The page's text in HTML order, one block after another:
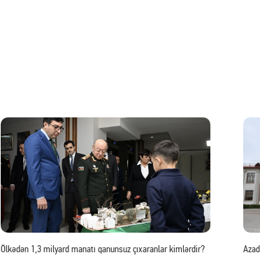
Ölkədən 1,3 milyard manatı qanunsuz çıxaranlar kimlərdir?